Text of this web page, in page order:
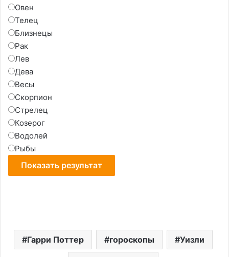
Овен
Телец
Близнецы
Рак
Лев
Дева
Весы
Скорпион
Стрелец
Козерог
Водолей
Рыбы
Гарри Поттер гороскопы Уизли